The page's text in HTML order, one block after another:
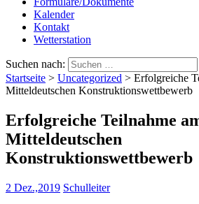
Kalender
Kontakt
Wetterstation
Suchen nach:
Startseite > Uncategorized > Erfolgreiche
Mitteldeutschen Konstruktionswettbewerb
Erfolgreiche Teilnahme
Mitteldeutschen
Konstruktionswettbewerb
2 Dez.,2019 Schulleiter